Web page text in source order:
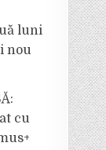
luni
nou
cu